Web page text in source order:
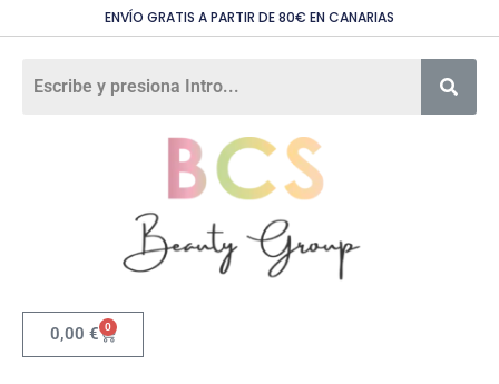
ENVÍO GRATIS A PARTIR DE 80€ EN CANARIAS
0,00 € 0